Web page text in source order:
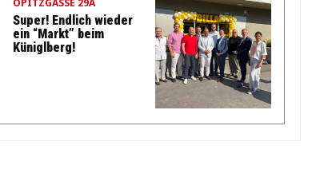
OPITZGASSE 29A
Super! Endlich wieder
ein “Markt” beim
Küniglberg!